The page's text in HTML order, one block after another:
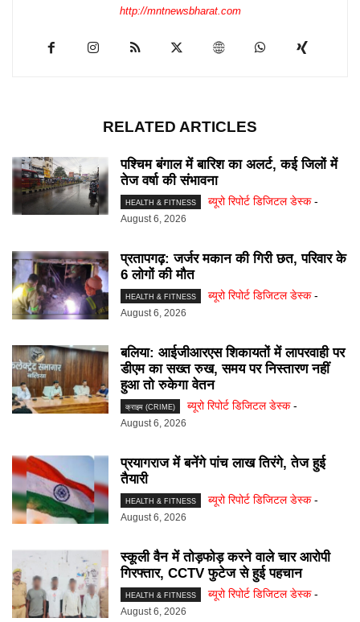
http://mntnewsbharat.com
RELATED ARTICLES
पश्चिम बंगाल में बारिश का अलर्ट, कई जिलों में
तेज वर्षा की संभावना
HEALTH & FITNESS ब्यूरो रिपोर्ट डिजिटल डेस्क -
August 6, 2026
प्रतापगढ़: जर्जर मकान की गिरी छत, परिवार के
6 लोगों की मौत
HEALTH & FITNESS ब्यूरो रिपोर्ट डिजिटल डेस्क -
August 6, 2026
बलिया: आईजीआरएस शिकायतों में लापरवाही पर
डीएम का सख्त रुख, समय पर निस्तारण नहीं
हुआ तो रुकेगा वेतन
क्राइम (CRIME) ब्यूरो रिपोर्ट डिजिटल डेस्क -
August 6, 2026
प्रयागराज में बनेंगे पांच लाख तिरंगे, तेज हुई
तैयारी
HEALTH & FITNESS ब्यूरो रिपोर्ट डिजिटल डेस्क -
August 6, 2026
स्कूली वैन में तोड़फोड़ करने वाले चार आरोपी
गिरफ्तार, CCTV फुटेज से हुई पहचान
HEALTH & FITNESS ब्यूरो रिपोर्ट डिजिटल डेस्क -
August 6, 2026